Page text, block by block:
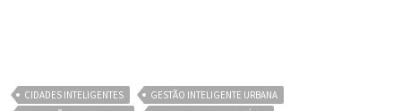
CIDADES INTELIGENTES
GESTÃO INTELIGENTE URBANA